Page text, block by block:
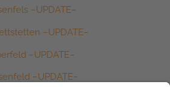
–UPDATE–
–UPDATE–
–UPDATE–
–UPDATE–